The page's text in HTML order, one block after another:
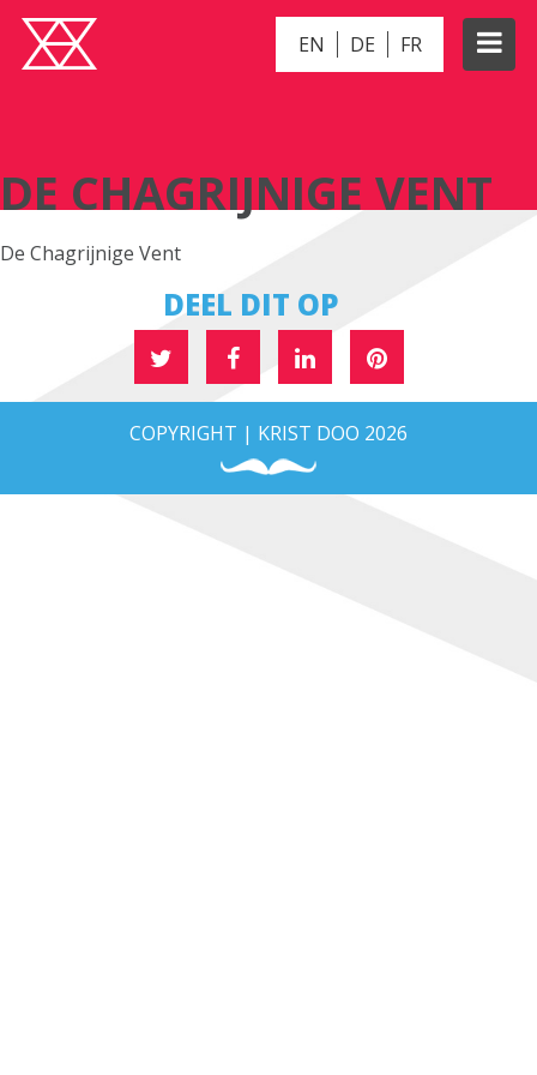
EN DE FR
DE CHAGRIJNIGE VENT
De Chagrijnige Vent
DEEL DIT OP
COPYRIGHT | KRIST DOO 2026